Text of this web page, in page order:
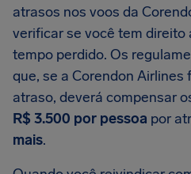
atrasos nos voos da
verificar se você tem direito
tempo perdido. Os
que, se a Corendon Airlines
atraso, deverá compensar
R$ 3.500 por pessoa por
mais.